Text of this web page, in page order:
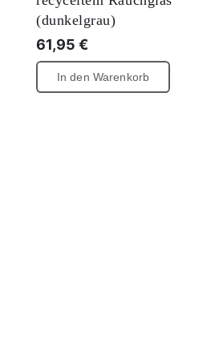
(dunkelgrau)
61,95 €
In den Warenkorb